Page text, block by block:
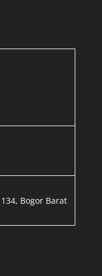
Bogor Barat